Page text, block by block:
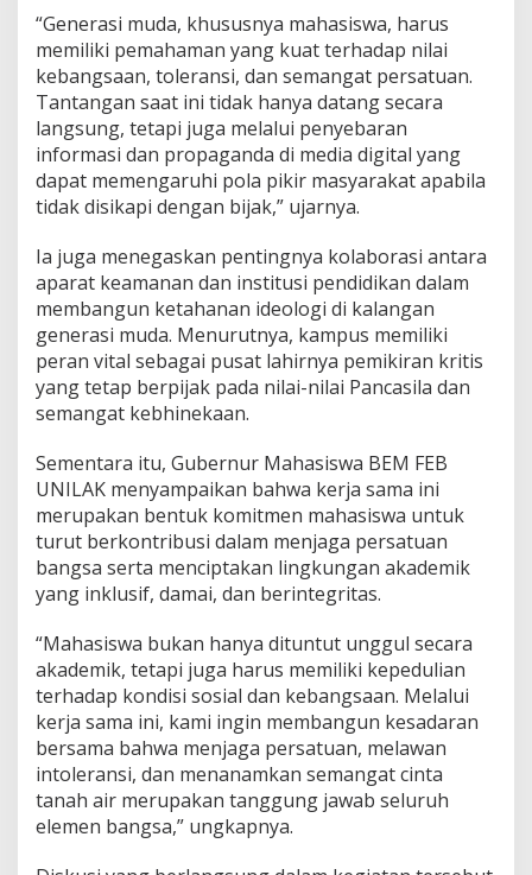
d
e
n
s
u
s
8
8
A
o
l
r
i
a
l
a
P
e
n
g
u
a
a
W
a
w
a
s
a
n
K
e
b
“Generasi muda, khususnya mahasiswa, harus
memiliki pemahaman yang kuat terhadap nilai
kebangsaan, toleransi, dan semangat persatuan.
Tantangan saat ini tidak hanya datang secara
langsung, tetapi juga melalui penyebaran
informasi dan propaganda di media digital yang
dapat memengaruhi pola pikir masyarakat apabila
tidak disikapi dengan bijak,” ujarnya.
Ia juga menegaskan pentingnya kolaborasi antara
aparat keamanan dan institusi pendidikan dalam
membangun ketahanan ideologi di kalangan
generasi muda. Menurutnya, kampus memiliki
peran vital sebagai pusat lahirnya pemikiran kritis
yang tetap berpijak pada nilai-nilai Pancasila dan
semangat kebhinekaan.
Sementara itu, Gubernur Mahasiswa BEM FEB
UNILAK menyampaikan bahwa kerja sama ini
merupakan bentuk komitmen mahasiswa untuk
turut berkontribusi dalam menjaga persatuan
bangsa serta menciptakan lingkungan akademik
yang inklusif, damai, dan berintegritas.
“Mahasiswa bukan hanya dituntut unggul secara
akademik, tetapi juga harus memiliki kepedulian
terhadap kondisi sosial dan kebangsaan. Melalui
kerja sama ini, kami ingin membangun kesadaran
bersama bahwa menjaga persatuan, melawan
intoleransi, dan menanamkan semangat cinta
tanah air merupakan tanggung jawab seluruh
elemen bangsa,” ungkapnya.